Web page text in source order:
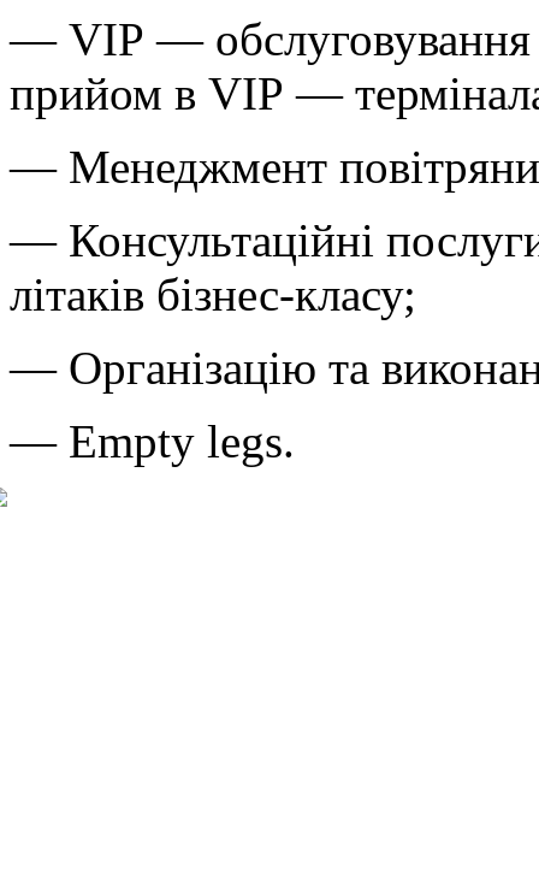
— VIP — обслуговування
прийом в VIP —
— Менеджмент
— Консультаційні
літаків бізнес-класу;
— Організацію та
— Empty legs.